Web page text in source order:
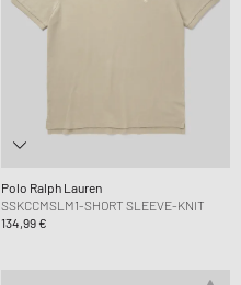
Polo Ralph Lauren
SSKCCMSLM1-SHORT SLEEVE-KNIT
134,99 €